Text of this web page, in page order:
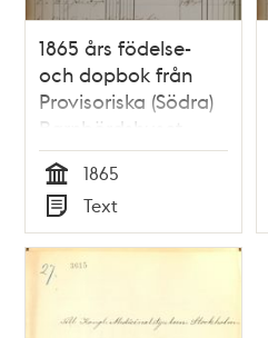
1865 års födelse-
och dopbok från
Provisoriska (Södra)
Barnbördshuset,
februari-juni
Tid
1865
Typ
Text